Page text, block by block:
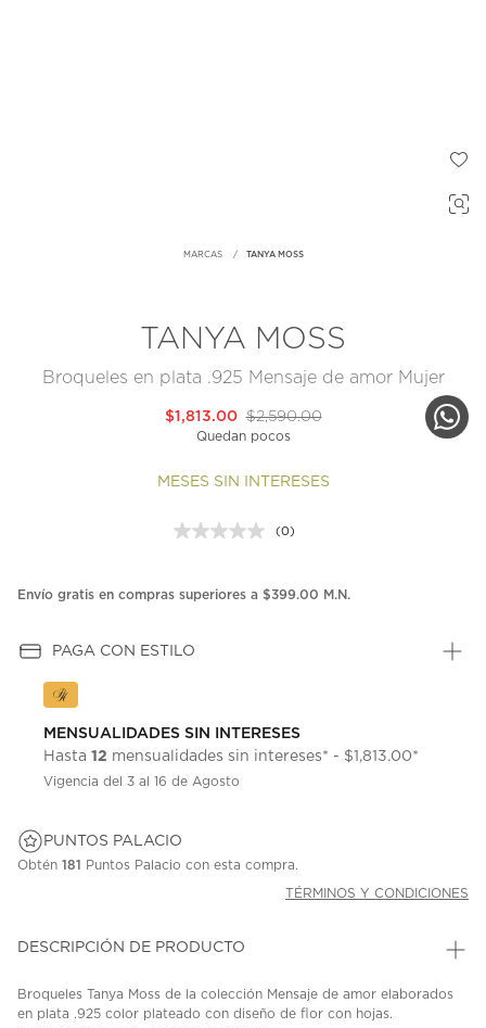
MARCAS TANYA MOSS
TANYA MOSS
Broqueles en plata .925 Mensaje de amor Mujer
$2,590.00
$1,813.00
Quedan pocos
MESES SIN INTERESES
Sin
en
(0)
Envío gratis en compras superiores a $399.00 M.N.
PAGA CON ESTILO
MENSUALIDADES SIN INTERESES
Hasta 12 mensualidades sin intereses* - $1,813.00*
Vigencia del 3 al 16 de Agosto
PUNTOS PALACIO
Obtén 181 Puntos Palacio con esta compra.
TÉRMINOS Y CONDICIONES
DESCRIPCIÓN DE PRODUCTO
Broqueles Tanya Moss de la colección Mensaje de amor elaborados
en plata .925 color plateado con diseño de flor con hojas.